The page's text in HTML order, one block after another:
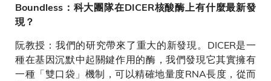
Khoa Ngo。
Boundless：科大團隊在DICER核酸酶上有什麼最新發
現？
阮教授：我們的研究帶來了重大的新發現。DICER是一
種在基因沉默中起關鍵作用的酶，我們發現它其實擁有
一種「雙口袋」機制，可以精確地量度RNA長度，從而